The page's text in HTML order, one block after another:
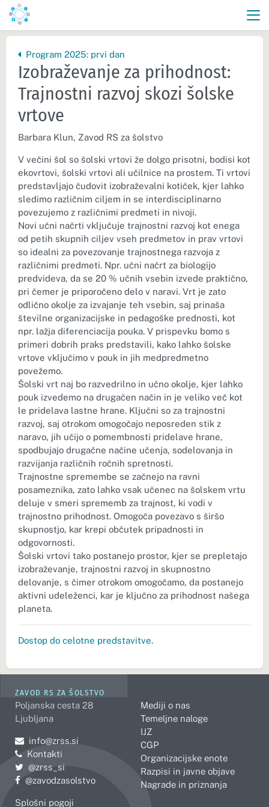
Nazaj na vrhnjo stran:
Program 2025: prvi dan
Izobraževanje za prihodnost:
Trajnostni razvoj skozi šolske
vrtove
Barbara Klun, Zavod RS za šolstvo
V večini šol so šolski vrtovi že dolgo prisotni, bodisi kot
ekovrtovi, šolski vrtovi ali učilnice na prostem. Ti vrtovi
predstavljajo čudovit izobraževalni kotiček, kjer lahko
sledimo različnim ciljem in se interdisciplinarno
povezujemo z različnimi predmeti in nivoji.
Novi učni načrti vključuje trajnostni razvoj kot enega
od petih skupnih ciljev vseh predmetov in prav vrtovi
so idealni za povezovanje trajnostnega razvoja z
različnimi predmeti. Npr. učni načrt za biologijo
predvideva, da se 20 % učnih vsebin izvede praktično,
pri čemer je priporočeno delo v naravi. Vrt je zato
odlično okolje za izvajanje teh vsebin, saj prinaša
številne organizacijske in pedagoške prednosti, kot
npr. lažja diferenciacija pouka. V prispevku bomo s
primeri dobrih praks predstavili, kako lahko šolske
vrtove vključimo v pouk in jih medpredmetno
povežemo.
Šolski vrt naj bo razvedrilno in učno okolje, kjer lahko
pouk izvedemo na drugačen način in je veliko več kot
le pridelava lastne hrane. Ključni so za trajnostni
razvoj, saj otrokom omogočajo neposreden stik z
naravo, jih učijo o pomembnosti pridelave hrane,
spodbujajo drugačne načine učenja, sodelovanja in
razvijanja različnih ročnih spretnosti.
Trajnostne spremembe se začnejo na ravni
posameznika, zato lahko vsak učenec na šolskem vrtu
deluje v smeri sprememb za trajnost, ki vodi v
trajnostno prihodnost. Omogoča povezavo s širšo
skupnostjo, kar krepi občutek pripadnosti in
odgovornosti.
Šolski vrtovi tako postanejo prostor, kjer se prepletajo
izobraževanje, trajnostni razvoj in skupnostno
delovanje, s čimer otrokom omogočamo, da postanejo
aktivni udeleženci, kar je ključno za prihodnost našega
planeta.
Dostop do celotne predstavitve.
ZAVOD RS ZA ŠOLSTVO
Poljanska cesta 28
Ljubljana
Pošljite e-mail na
info@zrss.si
Kontakti
Pojdite na Twitter:
@zrss_si
Pojdite na Facebook:
@zavodzasolstvo
Splošni pogoji
Mediji o nas
Temeljne naloge
IJZ
CGP
Organizacijske enote
Razpisi in javne objave
Nagrade in priznanja